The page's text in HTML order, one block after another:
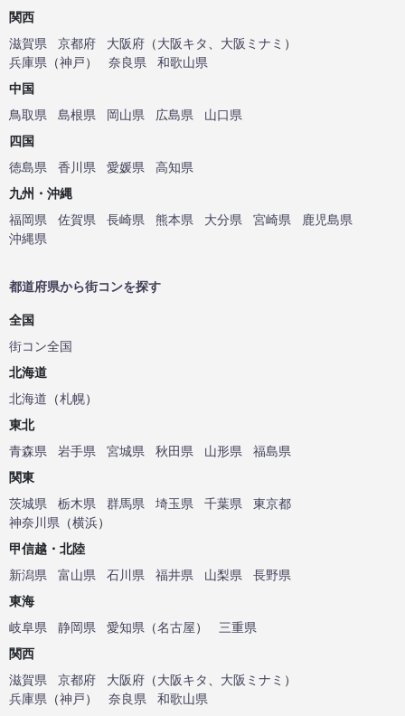
関西
滋賀県
京都府 大阪府 （大阪キタ 大阪ミナミ ）
兵庫県 （神戸） 奈良県
和歌山県
中国
鳥取県
島根県 岡山県 広島県
山口県
四国
徳島県
香川県 愛媛県
高知県
九州・沖縄
福岡県
佐賀県 長崎県 熊本県 大分県 宮崎県
鹿児島県
沖縄県
都道府県から街コンを探す
全国
街コン全国
北海道
北海道 （札幌）
東北
青森県
岩手県 宮城県 秋田県 山形県
福島県
関東
茨城県
栃木県 群馬県 埼玉県 千葉県
東京都
神奈川県 （横浜）
甲信越・北陸
新潟県
富山県 石川県 福井県 山梨県
長野県
東海
岐阜県
静岡県 愛知県 （名古屋）
三重県
関西
滋賀県
京都府 大阪府 （大阪キタ 大阪ミナミ ）
兵庫県 （神戸） 奈良県
和歌山県